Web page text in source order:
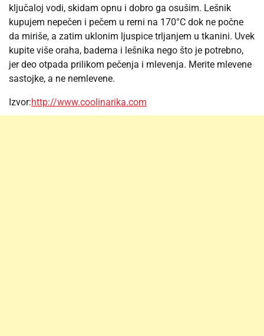
ključaloj vodi, skidam opnu i dobro ga osušim. Lešnik
kupujem nepečen i pečem u rerni na 170°C dok ne počne
da miriše, a zatim uklonim ljuspice trljanjem u tkanini. Uvek
kupite više oraha, badema i lešnika nego što je potrebno,
jer deo otpada prilikom pečenja i mlevenja. Merite mlevene
sastojke, a ne nemlevene.
Izvor:http://www.coolinarika.com